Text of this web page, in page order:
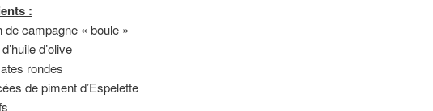
:
de campagne « boule »
d’olive
rondes
de piment d’Espelette